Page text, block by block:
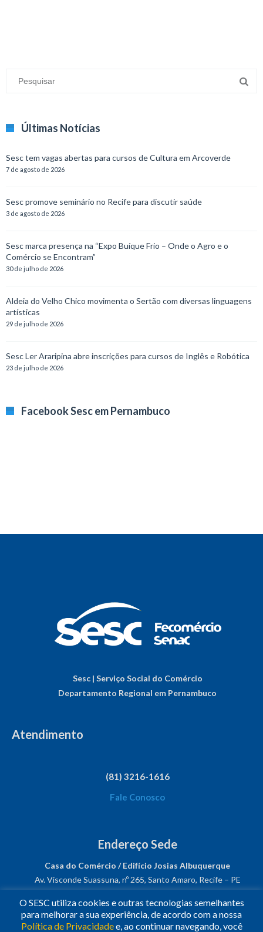
Últimas Notícias
Sesc tem vagas abertas para cursos de Cultura em Arcoverde
7 de agosto de 2026
Sesc promove seminário no Recife para discutir saúde
3 de agosto de 2026
Sesc marca presença na “Expo Buíque Frio – Onde o Agro e o
Comércio se Encontram”
30 de julho de 2026
Aldeia do Velho Chico movimenta o Sertão com diversas linguagens
artísticas
29 de julho de 2026
Sesc Ler Araripina abre inscrições para cursos de Inglês e Robótica
23 de julho de 2026
Facebook Sesc em Pernambuco
Sesc | Serviço Social do Comércio
Departamento Regional em Pernambuco
Atendimento
(81) 3216-1616
Fale Conosco
Endereço Sede
Casa do Comércio / Edifício Josias Albuquerque
Av. Visconde Suassuna, nº 265, Santo Amaro, Recife – PE
CNPJ: 03.482.931/0001-61
O SESC utiliza cookies e outras tecnologias semelhantes
para melhorar a sua experiência, de acordo com a nossa
Política de Privacidadee, ao continuar navegando, você